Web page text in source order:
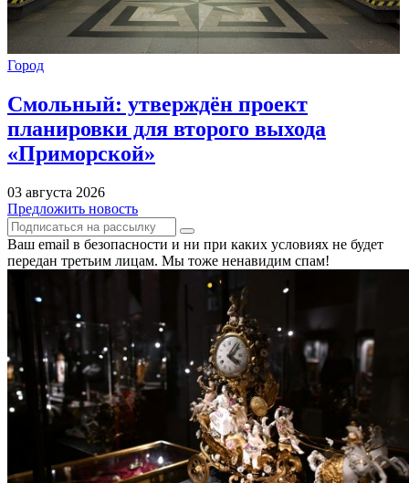
Город
Смольный: утверждён проект
планировки для второго выхода
«Приморской»
03 августа 2026
Предложить новость
Ваш email в безопасности и ни при каких условиях не будет
передан третьим лицам. Мы тоже ненавидим спам!